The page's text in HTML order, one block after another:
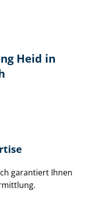
Heid in
garantiert Ihnen